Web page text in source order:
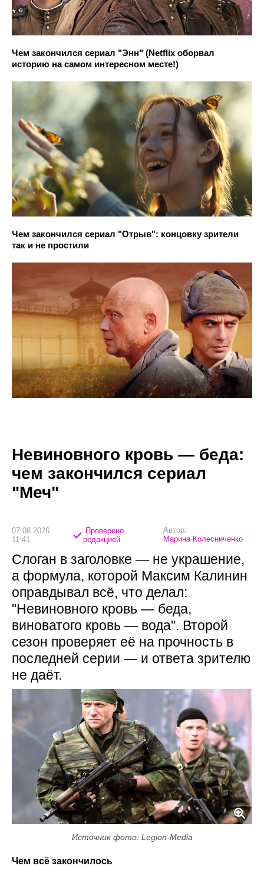
Чем закончился сериал "Энн" (Netflix оборвал
историю на самом интересном месте!)
Чем закончился сериал "Отрыв": концовку зрители
так и не простили
Невиновного кровь — беда:
чем закончился сериал
"Меч"
07.08.2026
11:41
Проверено
редакцией
Автор:
Марина Колесниченко
Слоган в заголовке — не украшение,
а формула, которой Максим Калинин
оправдывал всё, что делал:
"Невиновного кровь — беда,
виноватого кровь — вода". Второй
сезон проверяет её на прочность в
последней серии — и ответа зрителю
не даёт.
Источник фото: Legion-Media
Чем всё закончилось